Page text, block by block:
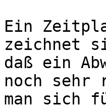
Ein
zeichnet
daß ein
noch
man sich